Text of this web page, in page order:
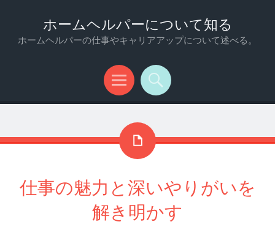
ホームヘルパーについて知る
ホームヘルパーの仕事やキャリアアップについて述べる。
メ
ュ
検
仕事の魅力と深いやりがいを
解き明かす